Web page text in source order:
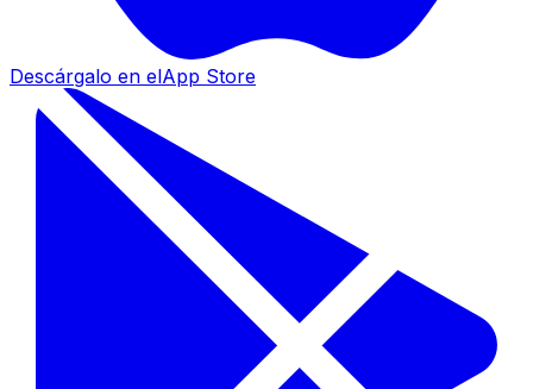
Descárgalo en elApp Store